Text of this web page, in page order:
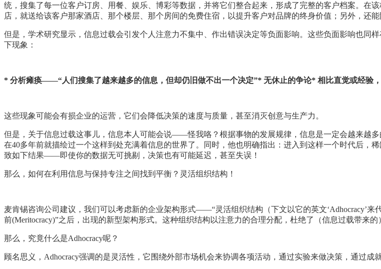
统，搜集了每一位客户订房、用餐、娱乐、博彩等数据，并将它们整合起来，形成了完整的客户档案。
店，就送给该客户那家酒店、那个楼层、那个房间的免费住宿，以提升客户对品牌的终身价值；另外，还
但是，学术研究显示，信息过载会引发个人注意力不集中、作出错误决定等负面影响。这些负面影响也
下现象：
* 分析瘫痪——“人们搜集了越来越多的信息，但却仍旧做不出一个决定”* 无休止的争论* 相比直觉或经验
这些现象可能会有损企业的运营，它们会降低决策的速度与质量，甚至消灭创意与生产力。
但是，关于信息过载这事儿，信息本人可能会说——怪我咯？根据事物的发展规律，信息是一定会越来越
在40多年前就描绘过一个这样到处充满着信息的世界了。同时，他也明确指出：进入到这样一个时代后，
致如下结果——即使你的数据无可挑剔，决策也有可能延迟，甚至失误！
那么，如何在利用信息与保持专注之间找到平衡？灵活组织结构！
麦肯锡咨询公司建议，我们可以考虑新的企业架构形式——“灵活组织结构（下文以它的英文‘Adhocracy’来
前(Meritocracy)”之后，出现的新型架构形式。这种组织结构以注意力的合理分配，杜绝了（信息过载带来
那么，究竟什么是Adhocracy呢？
顾名思义，Adhocracy强调的是灵活性，它围绕外部市场机会来协调各项活动，通过实验来做决策，通过成